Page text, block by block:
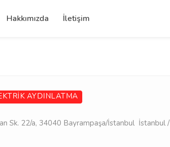
Hakkımızda İletişim
AYDINLATMA
Sk. 22/a, 34040 Bayrampaşa/İstanbul İstanbul /